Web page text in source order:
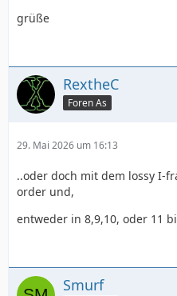
grüße
RextheC
Foren As
29. Mai 2026 um 16:13
..oder doch mit dem lossy I-
order und,
entweder in 8,9,10, oder 11
Smurf